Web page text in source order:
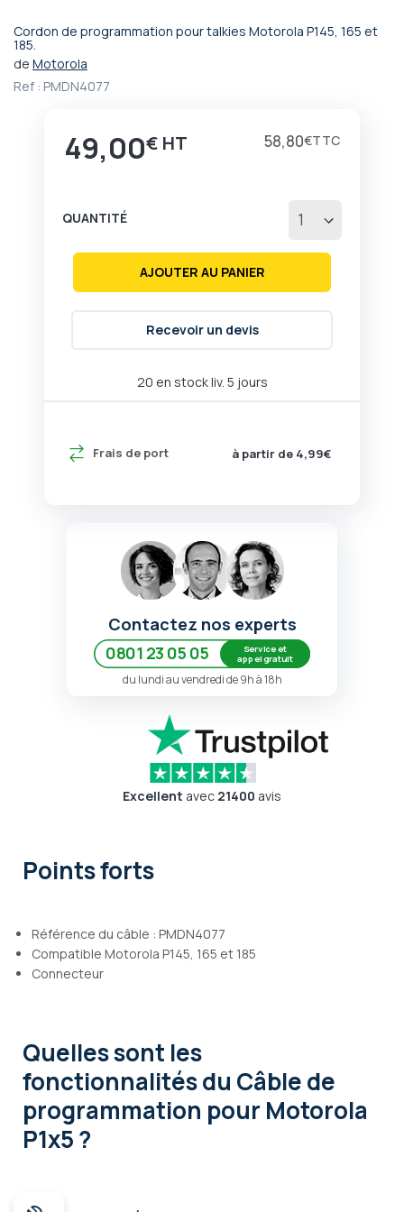
Cordon de programmation pour talkies Motorola P145, 165 et
185.
de Motorola
Ref : PMDN4077
49,00€ 58,80€
20 en stock liv. 5 jours
Frais de port à partir de 4,99€
QUANTITÉ
AJOUTER AU PANIER
Recevoir un devis
Passer
au
de
d’images
Contactez nos experts
0801 23 05 05
Service et
appel gratuit
du lundi au vendredi de 9h à 18h
Excellent avec 21400 avis
Points forts
Référence du câble : PMDN4077
Compatible Motorola P145, 165 et 185
Connecteur
Quelles sont les
fonctionnalitésdu Câble de
programmation pour Motorola
P1x5 ?